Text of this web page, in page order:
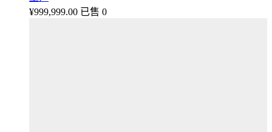
¥999,999.00 已售 0